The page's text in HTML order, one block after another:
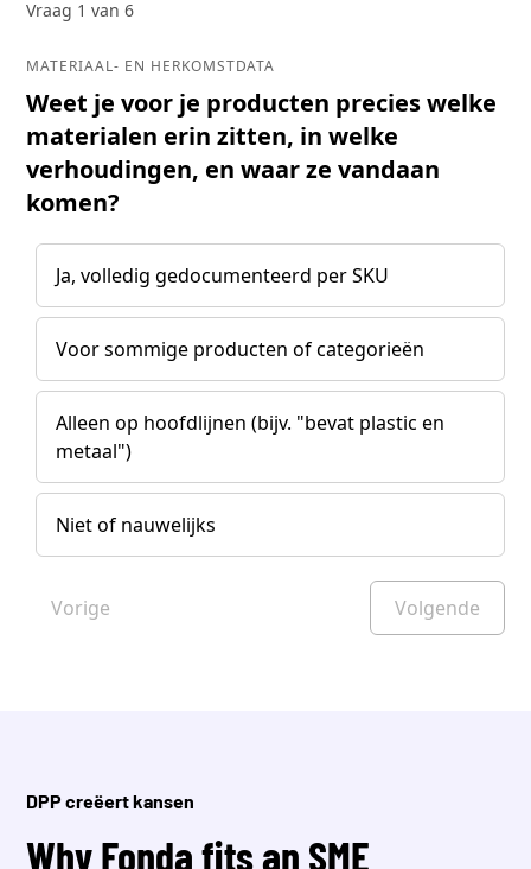
Vraag 1 van 6
MATERIAAL- EN HERKOMSTDATA
Weet je voor je producten precies welke
materialen erin zitten, in welke
verhoudingen, en waar ze vandaan
komen?
Ja, volledig gedocumenteerd per SKU
Voor sommige producten of categorieën
Alleen op hoofdlijnen (bijv. "bevat plastic en
metaal")
Niet of nauwelijks
Vorige Volgende
DPP creëert kansen
Why Fonda fits an SME